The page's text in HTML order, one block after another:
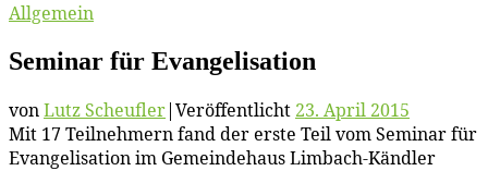
Allgemein
Se­mi­nar für Evangelisation
vonLutz Scheufler|Veröffentlicht 23. April 2015
Mit 17 Teil­neh­mern fand der ers­te Teil vom Se­mi­nar für
Evan­ge­li­sa­ti­on im Ge­mein­de­haus Lim­bach-Känd­ler